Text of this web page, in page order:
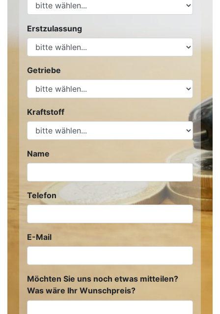
Erstzulassung
Getriebe
Kraftstoff
Name
Telefon
E-Mail
Möchten Sie uns noch etwas mitteilen?
Was wäre Ihr Wunschpreis?